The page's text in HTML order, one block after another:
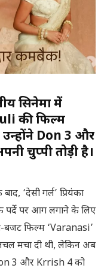
सिनेमा में
की फिल्म
उन्होंने Don 3 और
चुप्पी तोड़ी है।
‘देसी गर्ल’ प्रियंका
पर्दे पर आग लगाने के लिए
बजट फिल्म ‘Varanasi’
मचा दी थी, लेकिन अब
3 और Krrish 4 को